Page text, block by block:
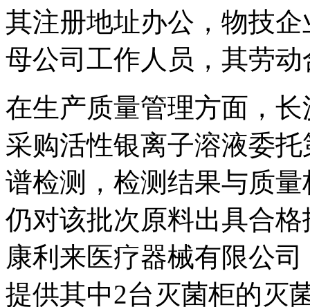
其注册地址办公，物技
母公司工作人员，其劳
在生产质量管理方面，
采购活性银离子溶液委
谱检测，检测结果与质
仍对该批次原料出具合
康利来医疗器械有限公
提供其中2台灭菌柜的灭